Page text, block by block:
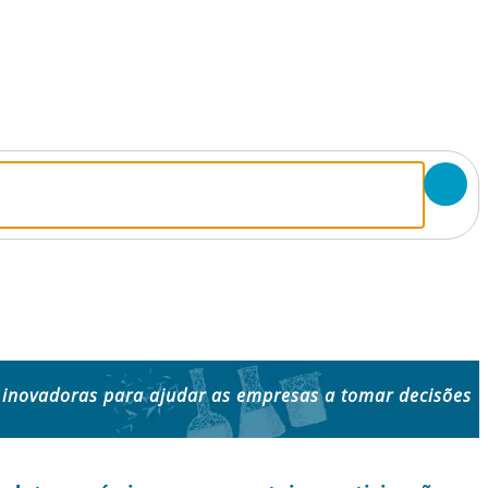
para ajudar as empresas a tomar decisões